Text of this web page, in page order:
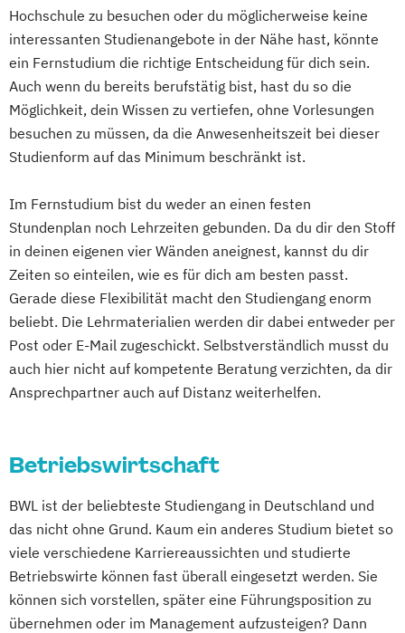
Product Management (DE/EN)
Produktdesign
Projektmanagement (DE/EN)
Psychologie
Public Health
Public Management
Public Management für
Public Relations und Kommunikation
Pädagogik
Pädagogik für Bildung
Beratung und Personalentwicklung
Pädagogik Bildungsberatung und Leitung
Robotics (DE/EN) Social Media
Softwareentwicklung (DE/EN)
Soziale Arbeit
Soziale Arbeit Schwerpunkt Kinder und
Jugendliche
Sozialpädagogik und Inklusion
Supply Chain Management
Tourismusmanagement UX Design
Umweltingenieurwesen Vertragsrecht
Wirtschaftsinformatik (DE/EN)
Wirtschaftsingenieurwesen
Wirtschaftspsychologie
Wirtschaftsrecht
Logopädie
Mechatronik
Medical Fitness & Athletic Management
Medizinalfachberufe
Naturheilkunde und komplementäre
Heilverfahren
Osteopathie i.V.
Pharmaproduktion
Physician Assistant
Physiotherapie
Prozess- und Produktdesign Psychologie
Psychologie mit Schwerpunkt Klinische
Psychologie und Psychologisches
Psychosoziale Beratung in Sozialer Arbeit
Sicherheitsmanagement
Soziale Arbeit
Wirtschaftsinformatik
Vollzeit)
Wirtschaftsingenieurwesen mit
Schwerpunkt Nachhaltigkeit
Wirtschaftspsychologie mit Schwerpunkt
Leverkusen Osnabrück Solingen
Heidelberg Herne Neuss Darmstadt
Paderborn Regensburg Ingolstadt
Würzburg Fürth Wolfsburg
Bremen
Erlenbach Euskirchen Frechen
Griesheim Hamburg Kornwestheim
Leichlingen Leonberg
Lilienthal
Hochschule zu besuchen oder du möglicherweise keine
interessanten Studienangebote in der Nähe hast, könnte
ein Fernstudium die richtige Entscheidung für dich sein.
Auch wenn du bereits berufstätig bist, hast du so die
Möglichkeit, dein Wissen zu vertiefen, ohne Vorlesungen
besuchen zu müssen, da die Anwesenheitszeit bei dieser
Studienform auf das Minimum beschränkt ist.
Im Fernstudium bist du weder an einen festen
Stundenplan noch Lehrzeiten gebunden. Da du dir den Stoff
in deinen eigenen vier Wänden aneignest, kannst du dir
Zeiten so einteilen, wie es für dich am besten passt.
Gerade diese Flexibilität macht den Studiengang enorm
beliebt. Die Lehrmaterialien werden dir dabei entweder per
Post oder E-Mail zugeschickt. Selbstverständlich musst du
auch hier nicht auf kompetente Beratung verzichten, da dir
Ansprechpartner auch auf Distanz weiterhelfen.
Betriebswirtschaft
BWL ist der beliebteste Studiengang in Deutschland und
das nicht ohne Grund. Kaum ein anderes Studium bietet so
viele verschiedene Karriereaussichten und studierte
Betriebswirte können fast überall eingesetzt werden. Sie
können sich vorstellen, später eine Führungsposition zu
übernehmen oder im Management aufzusteigen? Dann